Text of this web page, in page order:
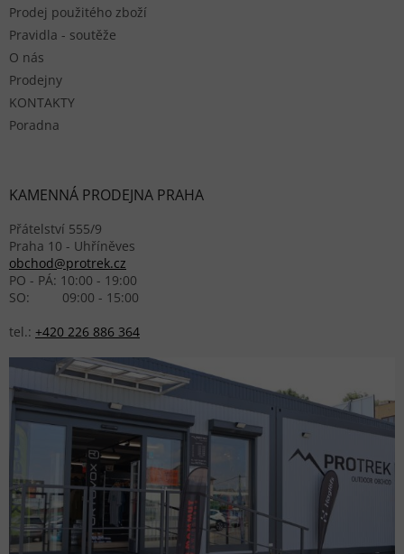
Prodej použitého zboží
Pravidla - soutěže
O nás
Prodejny
KONTAKTY
Poradna
KAMENNÁ PRODEJNA PRAHA
Přátelství 555/9
Praha 10 - Uhříněves
obchod@protrek.cz
PO - PÁ: 10:00 - 19:00
SO: 09:00 - 15:00
tel.: +420 226 886 364